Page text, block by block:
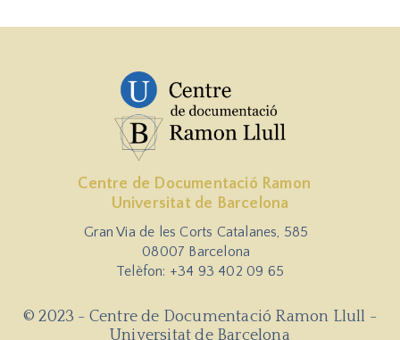
Centre de Documentació Ramon
Universitat de Barcelona
Gran Via de les Corts Catalanes, 585
08007 Barcelona
Telèfon: +34 93 402 09 65
© 2023 - Centre de Documentació Ramon Llull -
Universitat de Barcelona